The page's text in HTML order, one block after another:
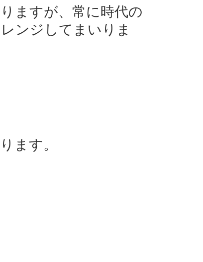
ますが、常に時代の
ンジしてまいりま
ます。